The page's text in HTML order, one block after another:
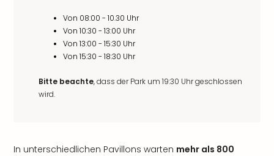
Von 08:00 - 10.30 Uhr
Von 10:30 - 13:00 Uhr
Von 13:00 - 15:30 Uhr
Von 15:30 - 18:30 Uhr
Bitte beachte, dass der Park um 19:30 Uhr geschlossen
wird.
In unterschiedlichen Pavillons warten mehr als 800